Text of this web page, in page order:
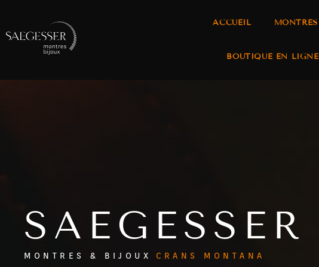
ACCUEIL MONTRES
BOUTIQUE EN LIGNE
SAEGESSER
MONTRES & BIJOUX CRANS MONTANA